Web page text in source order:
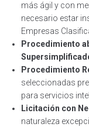
más ágil y con
necesario estar
Empresas
Procedimiento
Procedimiento
seleccionadas
para servicios
Licitación con
naturaleza